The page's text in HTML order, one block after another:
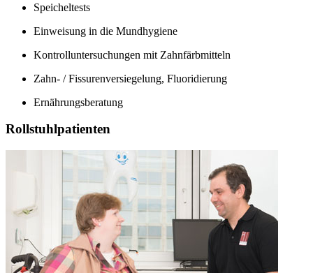
Speicheltests
Einweisung in die Mundhygiene
Kontrolluntersuchungen mit Zahnfärbmitteln
Zahn- / Fissurenversiegelung, Fluoridierung
Ernährungsberatung
Rollstuhlpatienten